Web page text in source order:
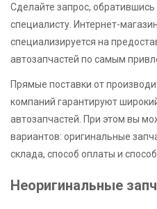
Сделайте запрос,
специалисту. Интернет-
специализируется на
автозапчастей по самым
Прямые поставки от
компаний гарантируют
автозапчастей. При этом вы
вариантов: оригинальные
склада, способ оплаты и
Неоригинальные